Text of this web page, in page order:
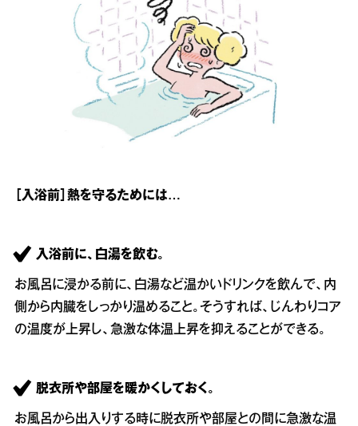
［入浴前］熱を守るためには…
入浴前に、白湯を飲む。
お風呂に浸かる前に、白湯など温かいドリンクを飲んで、内
側から内臓をしっかり温めること。そうすれば、じんわりコア
の温度が上昇し、急激な体温上昇を抑えることができる。
脱衣所や部屋を暖かくしておく。
お風呂から出入りする時に脱衣所や部屋との間に急激な温